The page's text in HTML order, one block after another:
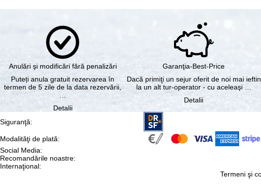
Anulări şi modificări fără penalizări
Puteți anula gratuit rezervarea în
termen de 5 zile de la data rezervării,
…
Detalii
Garanţia-Best-Price
Dacă primiţi un sejur oferit de noi mai ieftin
la un alt tur-operator - cu aceleaşi …
Detalii
Siguranţă:
Modalităţi de plată:
Social Media:
Recomandările noastre:
Internaţional:
Termeni şi